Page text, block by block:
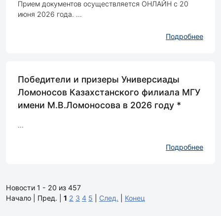
Прием документов осуществляется ОНЛАЙН с 20
июня 2026 года. ...
Подробнее
Победители и призеры Универсиады
Ломоносов Казахстанского филиала МГУ
имени М.В.Ломоносова в 2026 году *
...
Подробнее
Новости 1 - 20 из 457
Начало | Пред. | 1 2 3 4 5 След. Конец